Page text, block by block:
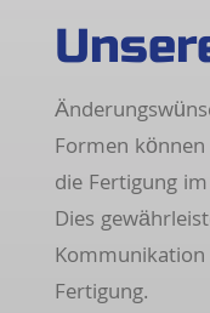
Formen
die Fertigung
Dies
Fertigung.